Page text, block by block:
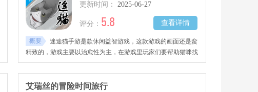
更新时间：
2025-06-27
查看详情
评分： 5.8
概要
迷途猫手游是款休闲益智游戏，这款游戏的画面还是蛮
精致的，游戏主要以治愈性为主，在游戏里玩家们要帮助猫咪找
到回家的路。
艾瑞丝的冒险时间旅行